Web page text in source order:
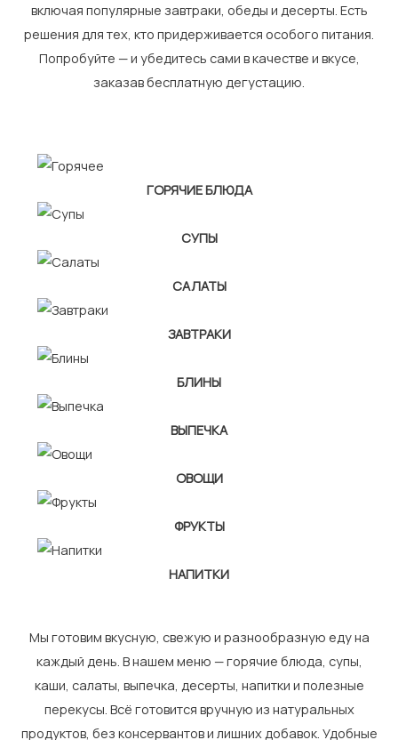
включая популярные завтраки, обеды и десерты. Есть
решения для тех, кто придерживается особого питания.
Попробуйте — и убедитесь сами в качестве и вкусе,
заказав бесплатную дегустацию.
ГОРЯЧИЕ БЛЮДА
СУПЫ
САЛАТЫ
ЗАВТРАКИ
БЛИНЫ
ВЫПЕЧКА
ОВОЩИ
ФРУКТЫ
НАПИТКИ
Мы готовим вкусную, свежую и разнообразную еду на
каждый день. В нашем меню — горячие блюда, супы,
каши, салаты, выпечка, десерты, напитки и полезные
перекусы. Всё готовится вручную из натуральных
продуктов, без консервантов и лишних добавок. Удобные